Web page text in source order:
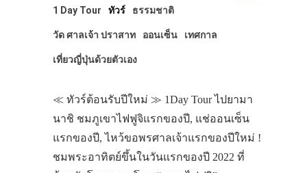
1 Day Tour ทัวร์ ธรรมชาติ
วัด ศาลเจ้า ปราสาท ออนเซ็น เทศกาล
เที่ยวญี่ปุ่นด้วยตัวเอง
≪ ทัวร์ต้อนรับปีใหม่ ≫ 1Day Tour ไปยามา
นาชิ ชมภูเขาไฟฟูจิแรกของปี, แช่ออนเซ็น
แรกของปี, ไหว้ขอพรศาลเจ้าแรกของปีใหม่ !
ชมพระอาทิตย์ขึ้นในวันแรกของปี 2022 ที่